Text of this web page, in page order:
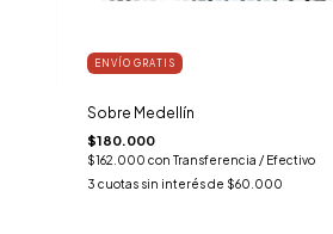
ENVÍO GRATIS
Sobre Medellín
$180.000
$162.000 con Transferencia / Efectivo
3 cuotas sin interés de $60.000